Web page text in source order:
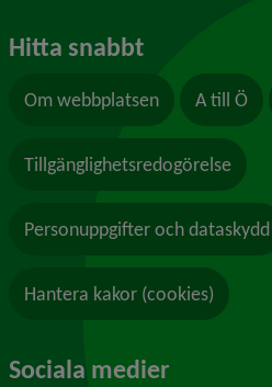
Hitta snabbt
Om webbplatsen A till Ö
Tillgänglighetsredogörelse
Personuppgifter och dataskydd
Hantera kakor (cookies)
Sociala medier